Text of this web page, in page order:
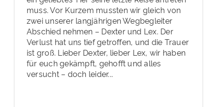
muss. Vor Kurzem mussten wir gleich von
zwei unserer langjährigen Wegbegleiter
Abschied nehmen – Dexter und Lex. Der
Verlust hat uns tief getroffen, und die Trauer
ist groß. Lieber Dexter, lieber Lex, wir haben
für euch gekämpft, gehofft und alles
versucht – doch leider...